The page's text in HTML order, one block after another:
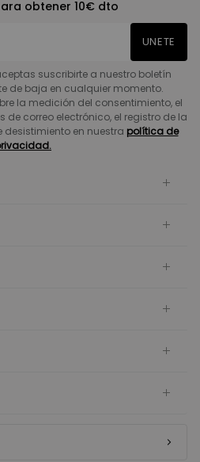
obtener 10€ dto
UNETE
suscribirte a nuestro boletín
de baja en cualquier momento.
la medición del consentimiento, el
de correo electrónico, el registro de la
en nuestra política de